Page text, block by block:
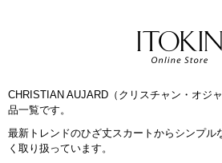
MK MICHEL KLEIN BAG
HIROKO KOSHINO
セットアップワンピース
その他のジャケット・スーツ
ノーカラーコート
ライダースジャケット
財布・名刺入れ・ケース
ハンカチ・バンダナ
ブローチ・コサージュ
その他のアクセサリー
クラッチバッグ
バックパック・リュック
ブーツ・ブーティー
フラットシューズ
オーキッド・胡蝶蘭
カサブランカ・カラー
CHRISTIAN AUJARD（クリスチャン・オジ
品一覧です。
最新トレンドのひざ丈スカートからシンプル
く取り扱っています。